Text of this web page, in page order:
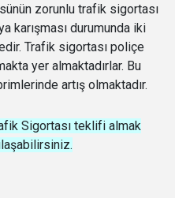
zorunlu trafik sigortası
karışması durumunda iki
Trafik sigortası poliçe
yer almaktadırlar. Bu
artış olmaktadır.
Sigortası teklifi almak